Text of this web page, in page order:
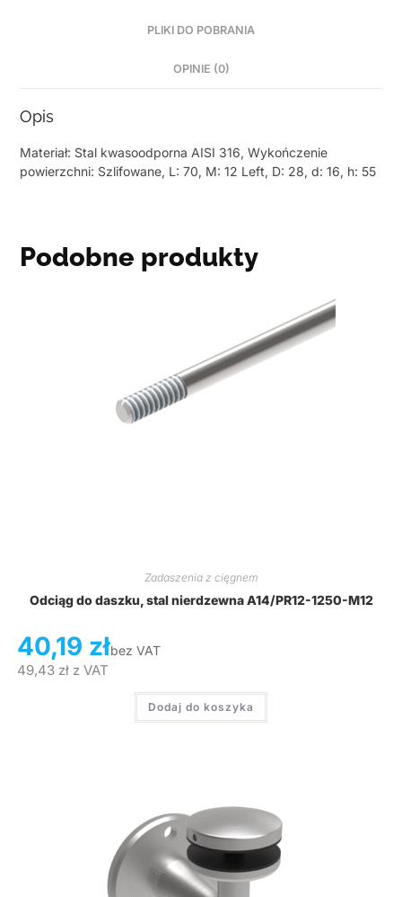
PLIKI DO POBRANIA
OPINIE (0)
Opis
Materiał: Stal kwasoodporna AISI 316, Wykończenie
powierzchni: Szlifowane, L: 70, M: 12 Left, D: 28, d: 16, h: 55
Podobne produkty
Zadaszenia z cięgnem
Odciąg do daszku, stal nierdzewna A14/PR12-1250-M12
40,19 złbez VAT
49,43 złz VAT
Dodaj do koszyka